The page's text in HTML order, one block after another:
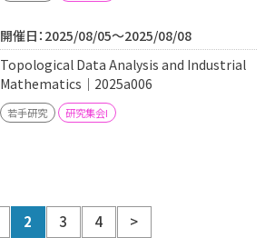
開催日：2025/08/05～2025/08/08
Topological Data Analysis and Industrial
Mathematics｜2025a006
若手研究 研究集会I
2 3 4 >